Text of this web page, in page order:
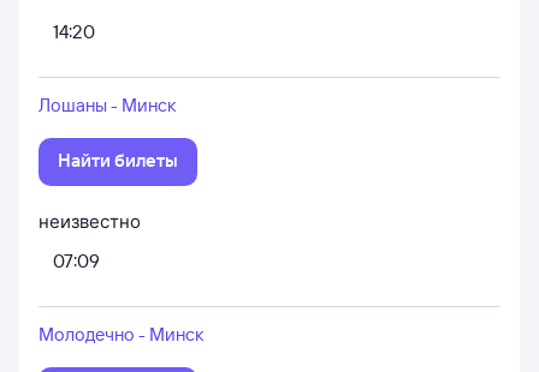
14:20
Лошаны - Минск
Найти билеты
неизвестно
07:09
Молодечно - Минск